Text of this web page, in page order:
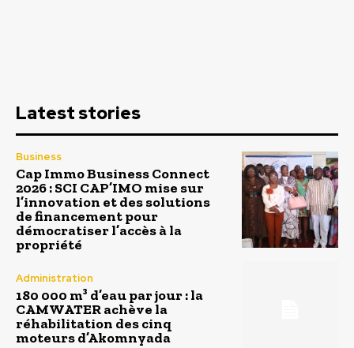
Latest stories
Business
Cap Immo Business Connect
2026 : SCI CAP’IMO mise sur
l’innovation et des solutions
de financement pour
démocratiser l’accès à la
propriété
Administration
180 000 m³ d’eau par jour : la
CAMWATER achève la
réhabilitation des cinq
moteurs d’Akomnyada